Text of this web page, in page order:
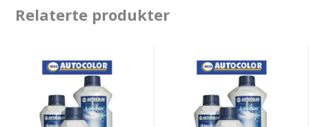
Relaterte produkter
REDUCED
1005/E0.33